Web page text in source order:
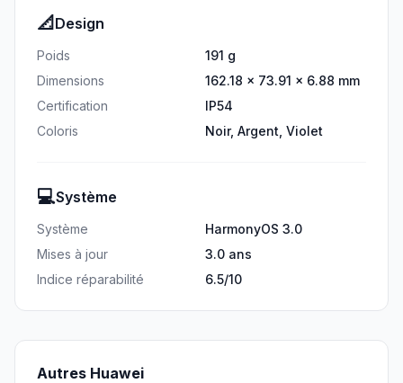
📐 Design
Poids
191 g
Dimensions
162.18 × 73.91 × 6.88 mm
Certification
IP54
Coloris
Noir, Argent, Violet
💻Système
Système
HarmonyOS 3.0
Mises à jour
3.0 ans
Indice réparabilité
6.5/10
Autres Huawei